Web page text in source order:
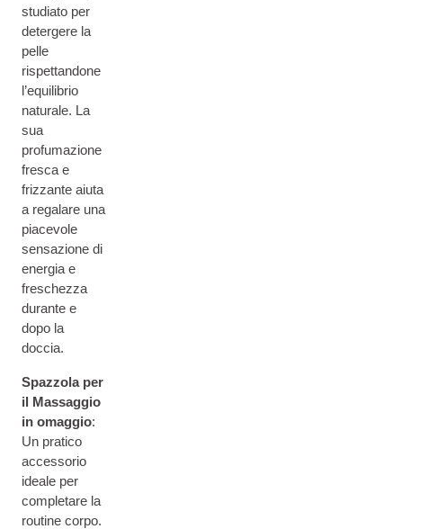
studiato per
detergere la
pelle
rispettandone
l’equilibrio
naturale. La
sua
profumazione
fresca e
frizzante aiuta
a regalare una
piacevole
sensazione di
energia e
freschezza
durante e
dopo la
doccia.
Spazzola per
il Massaggio
in omaggio:
Un pratico
accessorio
ideale per
completare la
routine corpo.